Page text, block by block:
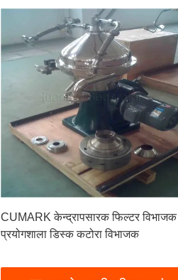
CUMARK केन्द्रापसारक फिल्टर विभाजक
प्रयोगशाला डिस्क कटोरा विभाजक